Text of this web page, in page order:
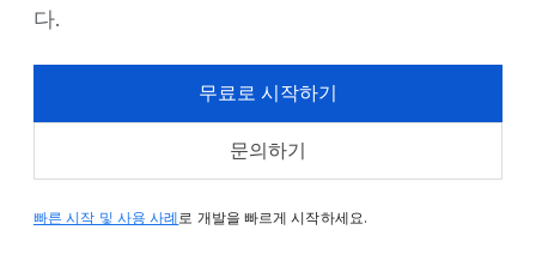
다.
무료로 시작하기
문의하기
빠른 시작 및 사용 사례 로 개발을 빠르게 시작하세요.